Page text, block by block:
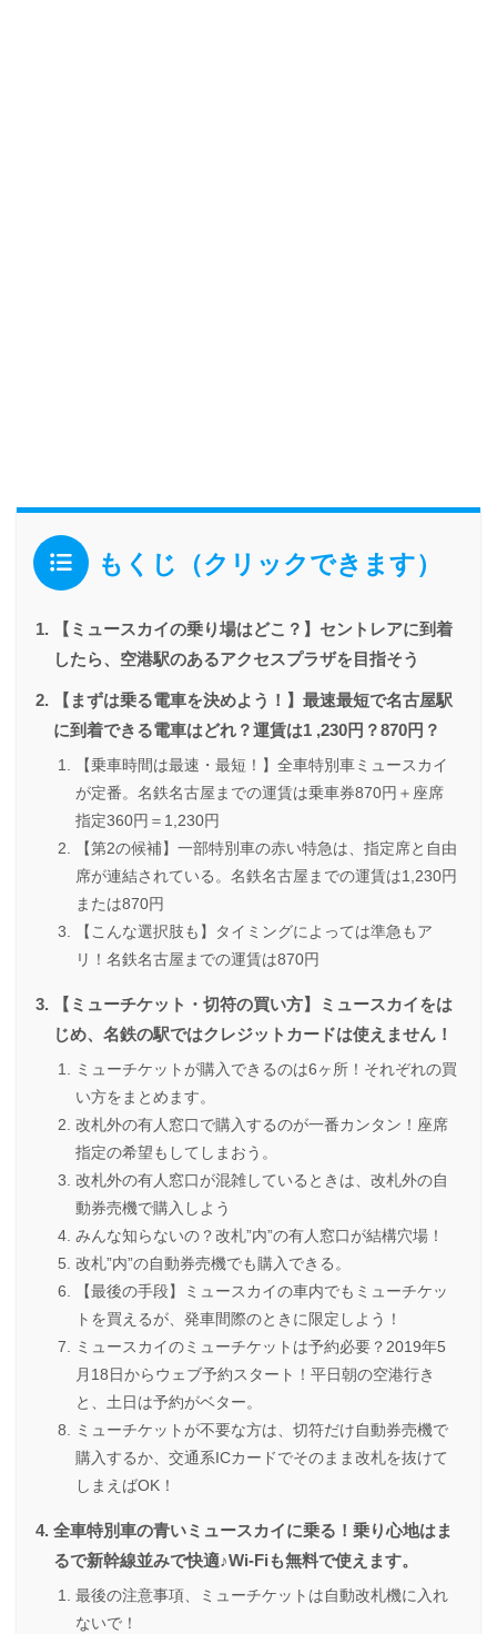
もくじ（クリックできます）
【ミュースカイの乗り場はどこ？】セントレアに到着
したら、空港駅のあるアクセスプラザを目指そう
【まずは乗る電車を決めよう！】最速最短で名古屋駅
に到着できる電車はどれ？運賃は1 ,230円？870円？
【乗車時間は最速・最短！】全車特別車ミュースカイ
が定番。名鉄名古屋までの運賃は乗車券870円＋座席
指定360円＝1,230円
【第2の候補】一部特別車の赤い特急は、指定席と自由
席が連結されている。名鉄名古屋までの運賃は1,230円
または870円
【こんな選択肢も】タイミングによっては準急もア
リ！名鉄名古屋までの運賃は870円
【ミューチケット・切符の買い方】ミュースカイをは
じめ、名鉄の駅ではクレジットカードは使えません！
ミューチケットが購入できるのは6ヶ所！それぞれの買
い方をまとめます。
改札外の有人窓口で購入するのが一番カンタン！座席
指定の希望もしてしまおう。
改札外の有人窓口が混雑しているときは、改札外の自
動券売機で購入しよう
みんな知らないの？改札”内”の有人窓口が結構穴場！
改札”内”の自動券売機でも購入できる。
【最後の手段】ミュースカイの車内でもミューチケッ
トを買えるが、発車間際のときに限定しよう！
ミュースカイのミューチケットは予約必要？2019年5
月18日からウェブ予約スタート！平日朝の空港行き
と、土日は予約がベター。
ミューチケットが不要な方は、切符だけ自動券売機で
購入するか、交通系ICカードでそのまま改札を抜けて
しまえばOK！
全車特別車の青いミュースカイに乗る！乗り心地はま
るで新幹線並みで快適♪Wi-Fiも無料で使えます。
最後の注意事項、ミューチケットは自動改札機に入れ
ないで！